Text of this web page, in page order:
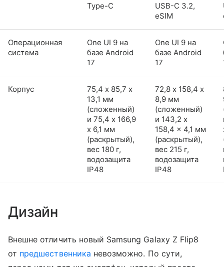
Type-C
USB-C 3.2,
eSIM
Операционная
система
One UI 9 на
базе Android
17
One UI 9 на
базе Android
17
Корпус
75,4 х 85,7 х
13,1 мм
(сложенный)
и 75,4 x 166,9
x 6,1 мм
(раскрытый),
вес 180 г,
водозащита
IP48
72,8 х 158,4 х
8,9 мм
(сложенный)
и 143,2 x
158,4 x 4,1 мм
(раскрытый),
вес 215 г,
водозащита
IP48
Дизайн
Внешне отличить новый Samsung Galaxy Z Flip8
от предшественника невозможно. По сути,